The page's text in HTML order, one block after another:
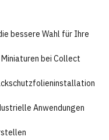
bessere Wahl für Ihre
bei Collect
Anwendungen